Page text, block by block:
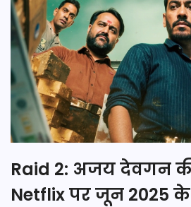
Raid 2: अजय देवगन
Netflix पर जून 2025